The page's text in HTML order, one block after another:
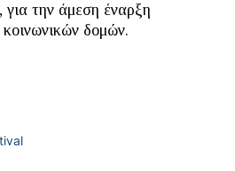
την άμεση έναρξη
δομών.